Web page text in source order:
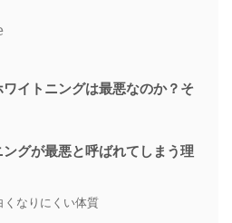
ワイトニングは最悪なのか？そ
グが最悪と呼ばれてしまう理
なりにくい体質